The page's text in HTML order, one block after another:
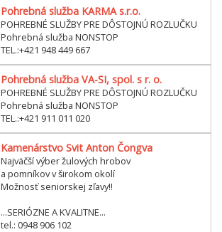
Pohrebná služba KARMA s.r.o.
POHREBNÉ SLUŽBY PRE DÔSTOJNÚ ROZLUČKU
Pohrebná služba NONSTOP
TEL.:+421 948 449 667
Pohrebná služba VA-SI, spol. s r. o.
POHREBNÉ SLUŽBY PRE DÔSTOJNÚ ROZLUČKU
Pohrebná služba NONSTOP
TEL.:+421 911 011 020
Kamenárstvo Svit Anton Čongva
Najväčší výber žulových hrobov
a pomníkov v širokom okolí
Možnosť seniorskej zľavy!!
...SERIÓZNE A KVALITNE...
tel.: 0948 906 102